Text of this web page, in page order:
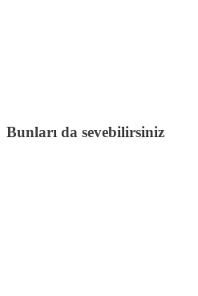
Bunları da sevebilirsiniz